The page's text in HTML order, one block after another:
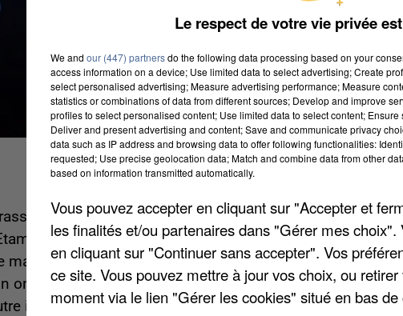
environ 500 personnes dans la nuit de samedi
chemin de Corteuse. La préfète de l'Essonne,
manifestation qui nuit selon elle « à la tranquillité des
ont ainsi été placés en garde à vue pour « agression
individu a été interpellé pour « trafic de stupéfiants ». Il
Le respect de votre vie privée
We and our (447) partnersdo the following data processing based on your
access information on a device; Use limited data to select advertising; Create
select personalised advertising; Measure advertising performance; Measure
statistics or combinations of data from different sources; Develop and improve
profiles to select personalised content; Use limited data to select content;
Deliver and present advertising and content; Save and communicate privacy
data such as IP address and browsing data to offer following functionalities:
requested; Use precise geolocation data; Match and combine data from other
based on information transmitted automatically.
Vous pouvez accepter en cliquant sur "Accepter et
les finalités et/ou partenaires dans "Gérer mes
en cliquant sur "Continuer sans accepter". Vos
ce site. Vous pouvez mettre à jour vos choix, ou
moment via le lien "Gérer les cookies" situé en bas de